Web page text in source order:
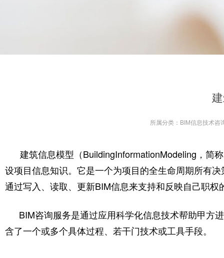
所属分类： BIM信息技术咨
建筑信息模型（BuildingInformationModeling，简
设项目信息知识。它是一个为项目的全生命周期所有
通过写入、读取、更新BIM信息来支持和反映自己职权
BIM咨询服务是通过应用科学化信息技术帮助甲方
含了一个或多个具体过程、若干门技术或工具手段。